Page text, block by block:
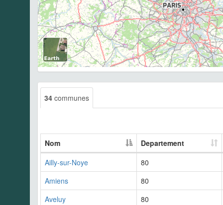
34 communes
Nom
Departement
Ailly-sur-Noye
80
Amiens
80
Aveluy
80